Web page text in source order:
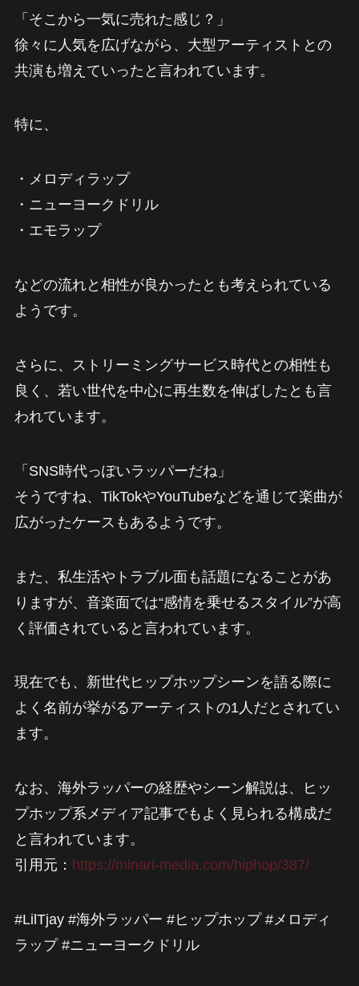
「そこから一気に売れた感じ？」
徐々に人気を広げながら、大型アーティストとの
共演も増えていったと言われています。
特に、
・メロディラップ
・ニューヨークドリル
・エモラップ
などの流れと相性が良かったとも考えられている
ようです。
さらに、ストリーミングサービス時代との相性も
良く、若い世代を中心に再生数を伸ばしたとも言
われています。
「SNS時代っぽいラッパーだね」
そうですね、TikTokやYouTubeなどを通じて楽曲が
広がったケースもあるようです。
また、私生活やトラブル面も話題になることがあ
りますが、音楽面では“感情を乗せるスタイル”が高
く評価されていると言われています。
現在でも、新世代ヒップホップシーンを語る際に
よく名前が挙がるアーティストの1人だとされてい
ます。
なお、海外ラッパーの経歴やシーン解説は、ヒッ
プホップ系メディア記事でもよく見られる構成だ
と言われています。
引用元： https://minari-media.com/hiphop/387/
#LilTjay #海外ラッパー #ヒップホップ #メロディ
ラップ #ニューヨークドリル